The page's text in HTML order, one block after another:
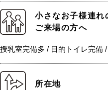
小さなお子様連れ
ご来場の方へ
授乳室完備多 / 目的トイレ完備
所在地